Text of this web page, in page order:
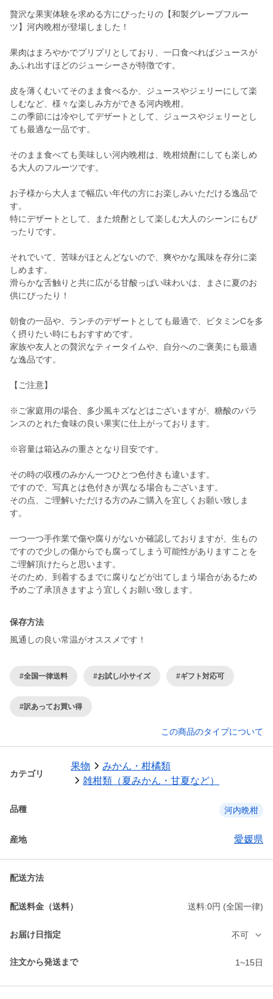
贅沢な果実体験を求める方にぴったりの【和製グレープフルー
ツ】河内晩柑が登場しました！
果肉はまろやかでプリプリとしており、一口食べればジュースが
あふれ出すほどのジューシーさが特徴です。
皮を薄くむいてそのまま食べるか、ジュースやジェリーにして楽
しむなど、様々な楽しみ方ができる河内晩柑。
この季節には冷やしてデザートとして、ジュースやジェリーとし
ても最適な一品です。
そのまま食べても美味しい河内晩柑は、晩柑焼酎にしても楽しめ
る大人のフルーツです。
お子様から大人まで幅広い年代の方にお楽しみいただける逸品で
す。
特にデザートとして、また焼酎として楽しむ大人のシーンにもぴ
ったりです。
それでいて、苦味がほとんどないので、爽やかな風味を存分に楽
しめます。
滑らかな舌触りと共に広がる甘酸っぱい味わいは、まさに夏のお
供にぴったり！
朝食の一品や、ランチのデザートとしても最適で、ビタミンCを多
く摂りたい時にもおすすめです。
家族や友人との贅沢なティータイムや、自分へのご褒美にも最適
な逸品です。
【ご注意】
※ご家庭用の場合、多少風キズなどはございますが、糖酸のバラ
ンスのとれた食味の良い果実に仕上がっております。
※容量は箱込みの重さとなり目安です。
その時の収穫のみかん一つひとつ色付きも違います。
ですので、写真とは色付きが異なる場合もございます。
その点、ご理解いただける方のみご購入を宜しくお願い致しま
す。
一つ一つ手作業で傷や腐りがないか確認しておりますが、生もの
ですので少しの傷からでも腐ってしまう可能性がありますことを
ご理解頂けたらと思います。
そのため、到着するまでに腐りなどが出てしまう場合があるため
保存方法
風通しの良い常温がオススメです！
#全国一律送料 #お試し/小サイズ #ギフト対応可
#訳あってお買い得
この商品のタイプについて
カテゴリ
果物
みかん・柑橘類
雑柑類（夏みかん・甘夏など）
品種 河内晩柑
産地 愛媛県
配送方法
配送料金（送料） 送料:0円 (全国一律)
お届け日指定 不可
注文から発送まで 1~15日